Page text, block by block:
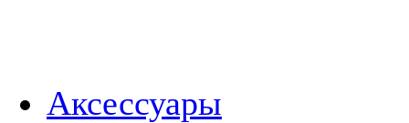
Аксессуары